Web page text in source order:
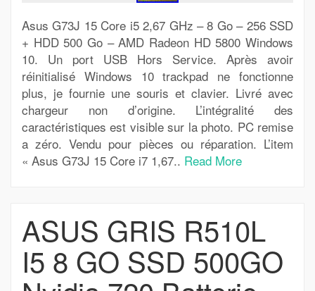
Asus G73J 15 Core i5 2,67 GHz – 8 Go – 256 SSD
+ HDD 500 Go – AMD Radeon HD 5800 Windows
10. Un port USB Hors Service. Après avoir
réinitialisé Windows 10 trackpad ne fonctionne
plus, je fournie une souris et clavier. Livré avec
chargeur non d’origine. L’intégralité des
caractéristiques est visible sur la photo. PC remise
a zéro. Vendu pour pièces ou réparation. L’item
« Asus G73J 15 Core i7 1,67.. Read More
ASUS GRIS R510L
I5 8 GO SSD 500GO